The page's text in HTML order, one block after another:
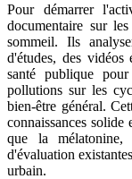
Pour démarrer
documentaire sur
sommeil. Ils
d'études, des vidéos
santé publique
pollutions sur les
bien-être général.
connaissances
que la
d'évaluation
urbain.